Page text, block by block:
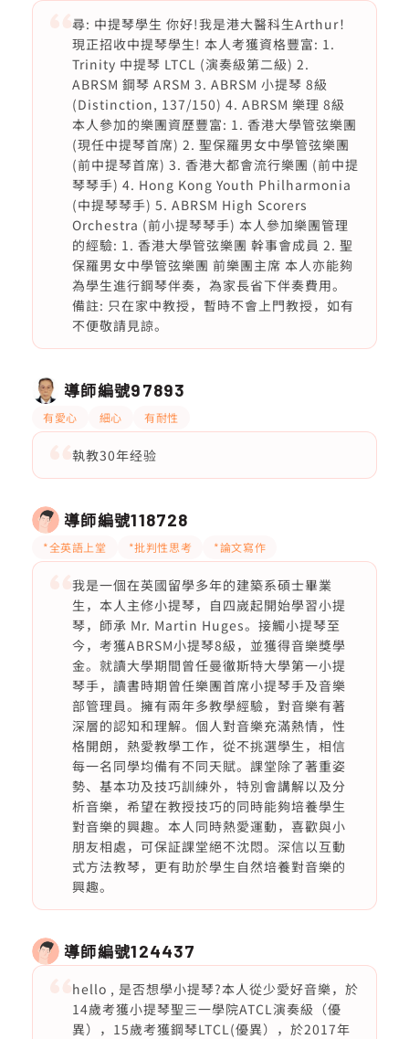
尋: 中提琴學生 你好!我是港大醫科生Arthur！
現正招收中提琴學生! 本人考獲資格豐富: 1.
Trinity 中提琴 LTCL (演奏級第二級) 2.
ABRSM 鋼琴 ARSM 3. ABRSM 小提琴 8級
(Distinction, 137/150) 4. ABRSM 樂理 8級
本人參加的樂團資歷豐富: 1. 香港大學管弦樂團
(現任中提琴首席) 2. 聖保羅男女中學管弦樂團
(前中提琴首席) 3. 香港大都會流行樂團 (前中提
琴琴手) 4. Hong Kong Youth Philharmonia
(中提琴琴手) 5. ABRSM High Scorers
Orchestra (前小提琴琴手) 本人參加樂團管理
的經驗: 1. 香港大學管弦樂團 幹事會成員 2. 聖
保羅男女中學管弦樂團 前樂團主席 本人亦能夠
為學生進行鋼琴伴奏，為家長省下伴奏費用。
備註: 只在家中教授，暫時不會上門教授，如有
不便敬請見諒。
導師編號97893
有愛心 細心 有耐性
執教30年经验
導師編號118728
*全英語上堂 *批判性思考 *論文寫作
我是一個在英國留學多年的建築系碩士畢業
生，本人主修小提琴，自四嵗起開始學習小提
琴，師承 Mr. Martin Huges。接觸小提琴至
今，考獲ABRSM小提琴8級，並獲得音樂獎學
金。就讀大學期間曾任曼徹斯特大學第一小提
琴手，讀書時期曾任樂團首席小提琴手及音樂
部管理員。擁有兩年多教學經驗，對音樂有著
深層的認知和理解。個人對音樂充滿熱情，性
格開朗，熱愛教學工作，從不挑選學生，相信
每一名同學均備有不同天賦。課堂除了著重姿
勢、基本功及技巧訓練外，特別會講解以及分
析音樂，希望在教授技巧的同時能夠培養學生
對音樂的興趣。本人同時熱愛運動，喜歡與小
朋友相處，可保証課堂絕不沈悶。深信以互動
式方法教琴，更有助於學生自然培養對音樂的
興趣。
導師編號124437
hello , 是否想學小提琴?本人從少愛好音樂，於
14歲考獲小提琴聖三一學院ATCL演奏級（優
異），15歲考獲鋼琴LTCL(優異），於2017年